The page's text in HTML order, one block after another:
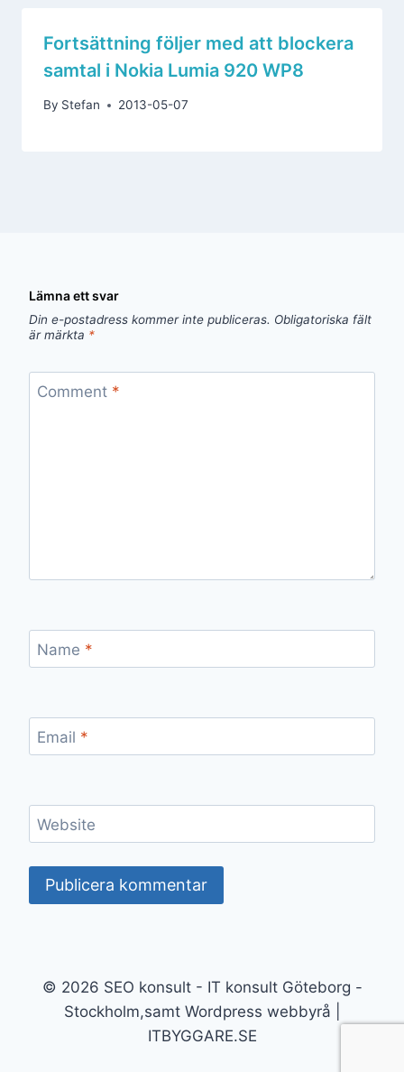
Fortsättning följer med att blockera
samtal i Nokia Lumia 920 WP8
By Stefan 2013-05-07
Lämna ett svar
Din e-postadress kommer inte publiceras. Obligatoriska fält
är märkta *
Comment *
Name *
Email *
Website
© 2026 SEO konsult - IT konsult Göteborg -
Stockholm,samt Wordpress webbyrå |
ITBYGGARE.SE